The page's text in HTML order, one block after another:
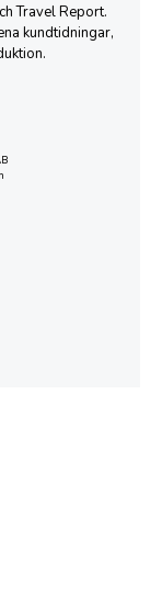
Travel Report.
kundtidningar,